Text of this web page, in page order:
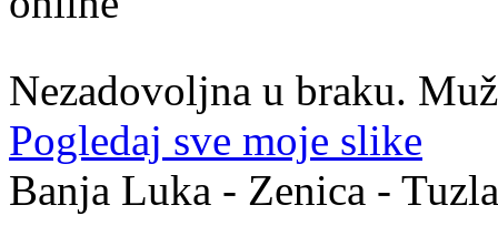
Nezadovoljna u braku.
Pogledaj sve moje slike
Banja Luka - Zenica -